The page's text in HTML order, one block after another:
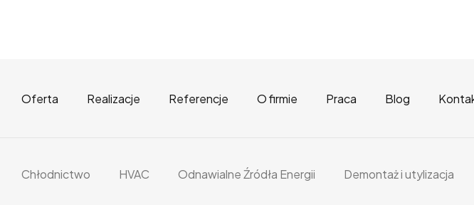
Oferta Realizacje Referencje O firmie Praca Blog
Chłodnictwo HVAC Odnawialne Źródła Energii Demontaż i utylizacja